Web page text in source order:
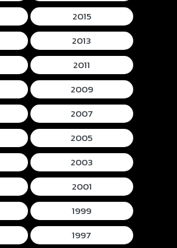
2015
2013
2011
2009
2007
2005
2003
2001
1999
1997